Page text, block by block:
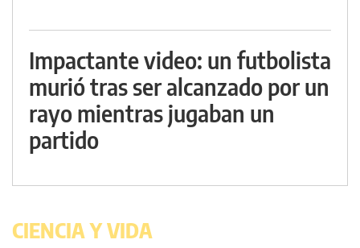
Impactante video: un futbolista
murió tras ser alcanzado por un
rayo mientras jugaban un
partido
CIENCIA Y VIDA